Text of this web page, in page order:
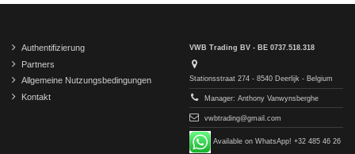
Authentifizierung
Partners
Allgemeine Nutzungsbedingungen
Kontakt
VWB Trading BV - BE 0737.518.318
Stationsstraat 274 - 8540 Deerlijk - Belgium
Manager: Anthony Vanwynsberghe
vwbtrading@gmail.com
Available on WhatsApp! +32 485 46 26